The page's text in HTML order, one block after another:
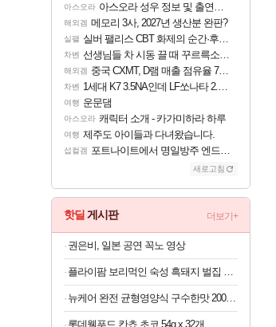
아스오라 아스오라 성우 정보 및 출연작 모음
해외겜 메모리 3사, 2027년 생산분 완판?
실팰 실버 팰리스 CBT 화제의 순간·후기 모음
차벤 선생님들 차 시동 끌 때 꾸르륵소리나는데
해외겜 중국 CXMT, D램 매출 점유율 7%…글로벌 4위로 부상
차벤 1세대 K7 3.5NA인데 LF쏘나타 2.0NA 기변하면 유류비 절약이 얼마나 될까요..?
여행 운문댐
아스오라 캐릭터 소개 - 카가미하라 하루
여행 제주도 아이들과 다녀왔습니다.
섭컬겜 포트나이트에서 명일방주 엔드필드 [펠리카] 판매 예정
새로고침
핫딜 게시판 더보기+
권은비, 일본 공연 꼭노 영상
플라이팜 보리먹인 숙성 흑돼지 벌집 두툼 삼겹살 HACCP 2kg
뉴케어 완전 균형영양식 구수한맛 200ml x 24개
롯데웰푸드 칸쵸 초코 54g x 32개